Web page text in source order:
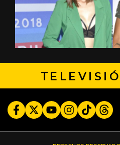
FacebookTwitterYoutubeInstagram
TikTok